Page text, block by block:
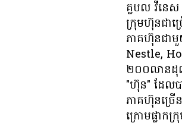
គ្លបល វីនេ
ក្រុមហ៊ុន​ជា​ច្
ភាគហ៊ុន​ជា
Nestle,
២០០​លាន​ដុ
"ហ៊ុន" ដែល​ប
ភាគហ៊ុន​ច្រើ
ក្រោម​ផ្លាក​